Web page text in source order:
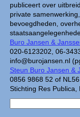
publiceert over
private
bevoegdheden,
Buro Jansen &
020-6123202, 06-
info@burojansen.nl
Steun Buro Jansen &
0856 9868 52 of
Stichting Res Publica,